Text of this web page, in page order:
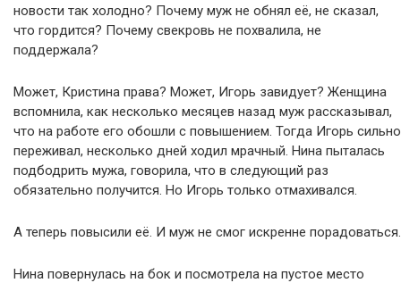
новости так холодно? Почему муж не обнял её, не сказал,
что гордится? Почему свекровь не похвалила, не
поддержала?
Может, Кристина права? Может, Игорь завидует? Женщина
вспомнила, как несколько месяцев назад муж рассказывал,
что на работе его обошли с повышением. Тогда Игорь сильно
переживал, несколько дней ходил мрачный. Нина пыталась
подбодрить мужа, говорила, что в следующий раз
обязательно получится. Но Игорь только отмахивался.
А теперь повысили её. И муж не смог искренне порадоваться.
Нина повернулась на бок и посмотрела на пустое место